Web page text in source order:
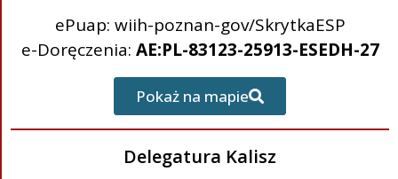
ePuap: wiih-poznan-gov/SkrytkaESP
e-Doręczenia: AE:PL-83123-25913-ESEDH-27
Pokaż na mapie
Delegatura Kalisz